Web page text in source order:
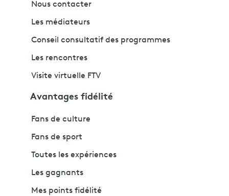
Nous contacter
Les médiateurs
Conseil consultatif des programmes
Les rencontres
Visite virtuelle FTV
Avantages fidélité
Fans de culture
Fans de sport
Toutes les expériences
Les gagnants
Mes points fidélité